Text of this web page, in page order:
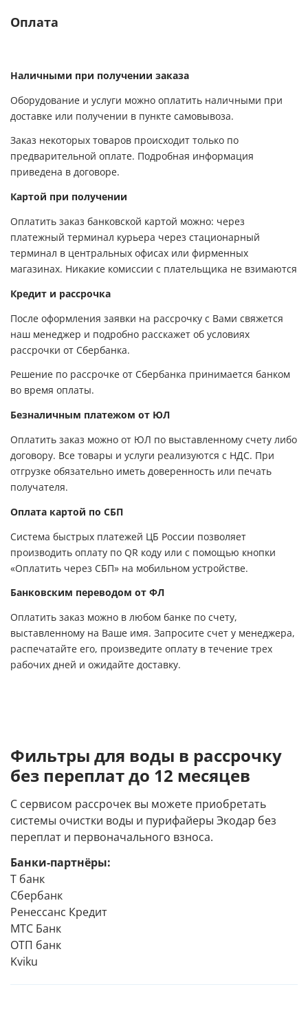
Оплата
Наличными при получении заказа
Оборудование и услуги можно оплатить наличными при
доставке или получении в пункте самовывоза.
Заказ некоторых товаров происходит только по
предварительной оплате. Подробная информация
приведена в договоре.
Картой при получении
Оплатить заказ банковской картой можно: через
платежный терминал курьера через стационарный
терминал в центральных офисах или фирменных
магазинах. Никакие комиссии с плательщика не взимаются
Кредит и рассрочка
После оформления заявки на рассрочку с Вами свяжется
наш менеджер и подробно расскажет об условиях
рассрочки от Сбербанка.
Решение по рассрочке от Сбербанка принимается банком
во время оплаты.
Безналичным платежом от ЮЛ
Оплатить заказ можно от ЮЛ по выставленному счету либо
договору. Все товары и услуги реализуются с НДС. При
отгрузке обязательно иметь доверенность или печать
получателя.
Оплата картой по СБП
Система быстрых платежей ЦБ России позволяет
производить оплату по QR коду или с помощью кнопки
«Оплатить через СБП» на мобильном устройстве.
Банковским переводом от ФЛ
Оплатить заказ можно в любом банке по счету,
выставленному на Ваше имя. Запросите счет у менеджера,
распечатайте его, произведите оплату в течение трех
рабочих дней и ожидайте доставку.
Фильтры для воды в рассрочку
без переплат до 12 месяцев
С сервисом рассрочек вы можете приобретать
системы очистки воды и пурифайеры Экодар без
переплат и первоначального взноса.
Банки-партнёры:
Т банк
Сбербанк
Ренессанс Кредит
МТС Банк
ОТП банк
Kviku